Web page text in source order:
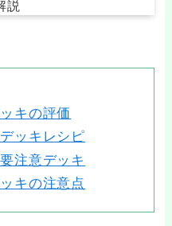
キの評価
ッキレシピ
注意デッキ
キの注意点